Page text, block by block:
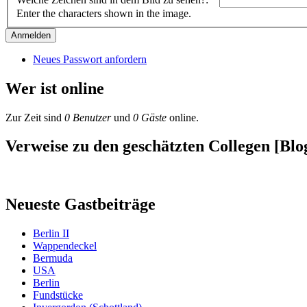
Enter the characters shown in the image.
Neues Passwort anfordern
Wer ist online
Zur Zeit sind 0 Benutzerund 0 Gäste online.
Verweise zu den geschätzten Collegen
Neueste Gastbeiträge
Berlin II
Wappendeckel
Bermuda
USA
Berlin
Fundstücke